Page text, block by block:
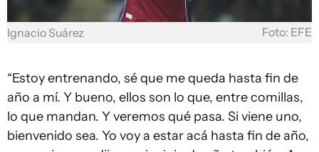
Ignacio Suárez Foto: EFE
“Estoy entrenando, sé que me queda hasta fin de
año a mí. Y bueno, ellos son lo que, entre comillas,
lo que mandan. Y veremos qué pasa. Si viene uno,
bienvenido sea. Yo voy a estar acá hasta fin de año,